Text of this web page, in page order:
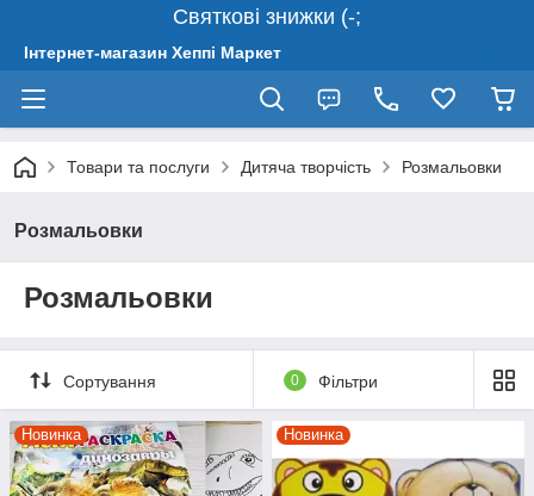
Святкові знижки (-;
Інтернет-магазин Хеппі Маркет
Товари та послуги Дитяча творчість Розмальовки
Розмальовки
Розмальовки
Сортування 0 Фільтри
Новинка Новинка